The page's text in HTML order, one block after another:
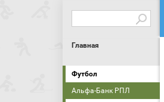
Главная
Футбол
Альфа-Банк РПЛ